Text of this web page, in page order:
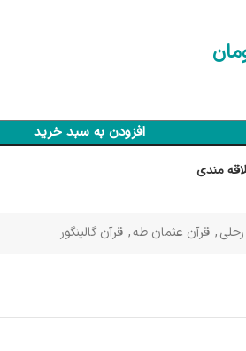
افزودن به سبد خرید
مندی
, قرآن عثمان طه, قرآن گالینگور